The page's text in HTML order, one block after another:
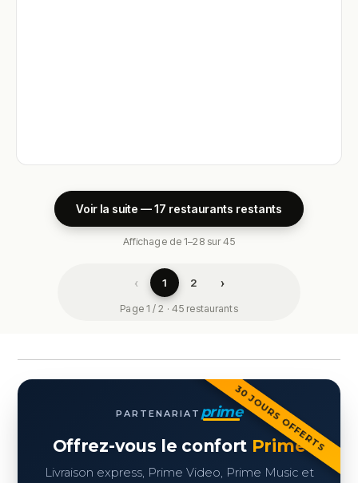
Voir la suite — 17 restaurants restants
Affichage de 1–28 sur 45
‹ 1 2 ›
Page 1 / 2 · 45 restaurants
30 JOURS OFFERTS
PARTENARIAT prime
Offrez-vous le confort Prime
Livraison express, Prime Video, Prime Music et